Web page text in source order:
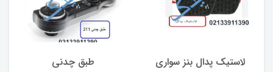
لاستیک پدال بنز سواری
طبق چدنی